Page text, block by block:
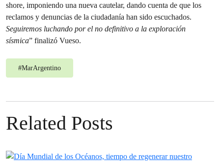
shore, imponiendo una nueva cautelar, dando cuenta de que los
reclamos y denuncias de la ciudadanía han sido escuchados.
Seguiremos luchando por el no definitivo a la exploración
sísmica” finalizó Vueso.
#MarArgentino
Related Posts